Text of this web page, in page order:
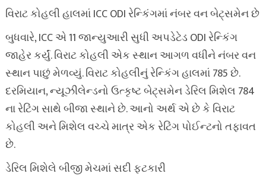
વિરાટ કોહલી હાલમાં ICC ODI રેન્કિંગમાં નંબર વન બેટ્સમેન છે
બુધવારે, ICC એ 11 જાન્યુઆરી સુધી અપડેટેડ ODI રેન્કિંગ
જાહેર કર્યું. વિરાટ કોહલી એક સ્થાન આગળ વધીને નંબર વન
સ્થાન પાછું મેળવ્યું. વિરાટ કોહલીનું રેન્કિંગ હાલમાં 785 છે.
દરમિયાન, ન્યૂઝીલેન્ડનો ઉત્કૃષ્ટ બેટ્સમેન ડેરિલ મિશેલ 784
ના રેટિંગ સાથે બીજા સ્થાને છે. આનો અર્થ એ છે કે વિરાટ
કોહલી અને મિશેલ વચ્ચે માત્ર એક રેટિંગ પોઈન્ટનો તફાવત
છે.
ડેરિલ મિશેલે બીજી મેચમાં સદી ફટકારી